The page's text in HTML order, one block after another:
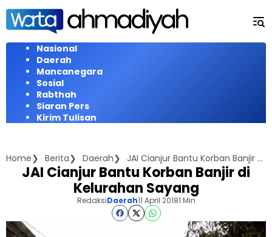
Langsung
konten
Nasional
Daerah
Mancanegara
Sosial
Rabthah
Siaran Pers
Kirim Tulisan
Home Berita Daerah JAI Cianjur Bantu Korban Banjir di Kelurahan Sayang
JAI Cianjur Bantu Korban Banjir di
Kelurahan Sayang
RedaksiDaerah11 April 20181 Min